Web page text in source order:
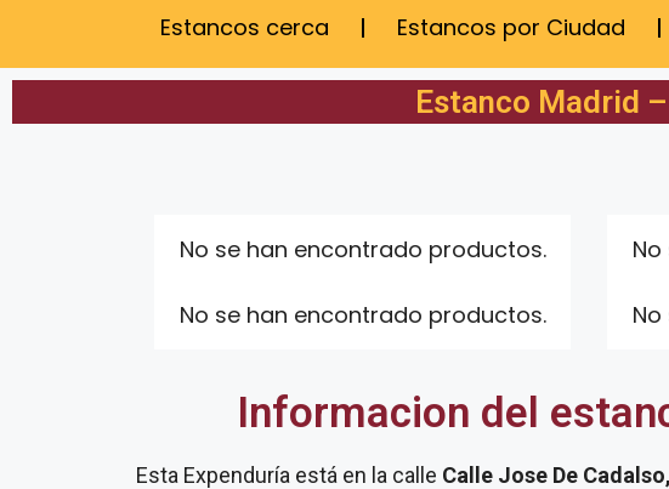
Estancos cerca Estancos por Ciudad
Estanco Madrid
No se han encontrado productos.
No se han encontrado productos.
Informacion del
Esta Expenduría está en la calle Calle Jose De